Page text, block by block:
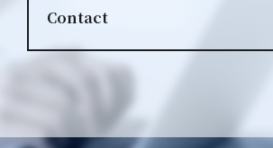
Contact